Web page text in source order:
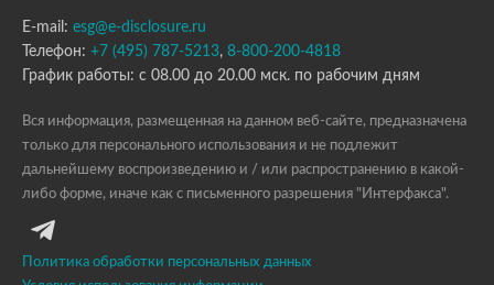
E-mail: esg@e-disclosure.ru
Телефон: +7 (495) 787-5213, 8-800-200-4818
График работы: с 08.00 до 20.00 мск. по рабочим дням
Вся информация, размещенная на данном веб-сайте, предназначена
только для персонального использования и не подлежит
дальнейшему воспроизведению и / или распространению в какой-
либо форме, иначе как с письменного разрешения "Интерфакса".
Политика обработки персональных данных